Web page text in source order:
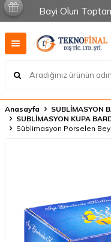
Bayi Olun
Anasayfa
SUBLİMASYON
SUBLİMASYON KUPA
Süblimasyon Porselen